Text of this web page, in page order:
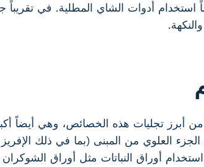
أدوات الشاي المطلية. في تقريباً
من أبرز تجليات هذه الخصائص، وهي أيضاً
العلوي من المبنى (بما في ذلك الإفريز
أوراق النباتات مثل أوراق الشوكران